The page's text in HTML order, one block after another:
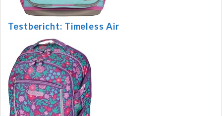
Testbericht: Timeless Air